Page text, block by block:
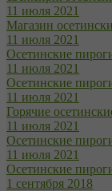
11 июля 2021
Магазин
11 июля 2021
Осетинские
11 июля 2021
Осетинские
11 июля 2021
Горячие
11 июля 2021
Осетинские
11 июля 2021
Осетинские
1 сентября 2018